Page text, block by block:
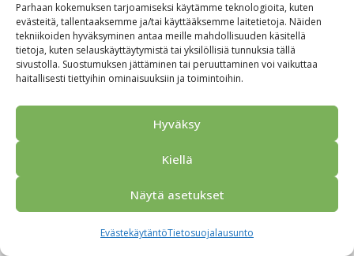
Parhaan kokemuksen tarjoamiseksi käytämme teknologioita, kuten
evästeitä, tallentaaksemme ja/tai käyttääksemme laitetietoja. Näiden
tekniikoiden hyväksyminen antaa meille mahdollisuuden käsitellä
tietoja, kuten selauskäyttäytymistä tai yksilöllisiä tunnuksia tällä
sivustolla. Suostumuksen jättäminen tai peruuttaminen voi vaikuttaa
haitallisesti tiettyihin ominaisuuksiin ja toimintoihin.
Hyväksy
Kiellä
Näytä asetukset
EvästekäytäntöTietosuojalausunto
Alkuun Ryhmille Kokous & Ohjelmat
Yhteistyökumppanit
Tarjouspyyntö
Anna palautetta
Tietosuojaseloste
© 2026 Porvoo Tours - matkanjärjestäjä / FPW